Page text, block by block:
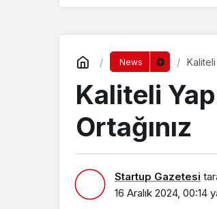
News Kaliteli
Kaliteli
Ortağınız
Startup Gazetesi
16 Aralık 2024, 00:14